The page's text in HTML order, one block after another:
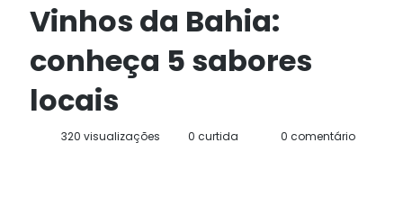
Vinhos da Bahia:
conheça 5 sabores
locais
0 comentário
0 curtida
320 visualizações